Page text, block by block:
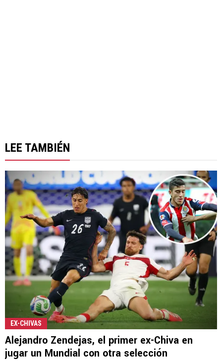
LEE TAMBIÉN
EX-CHIVAS
Alejandro Zendejas, el primer ex-Chiva en
jugar un Mundial con otra selección